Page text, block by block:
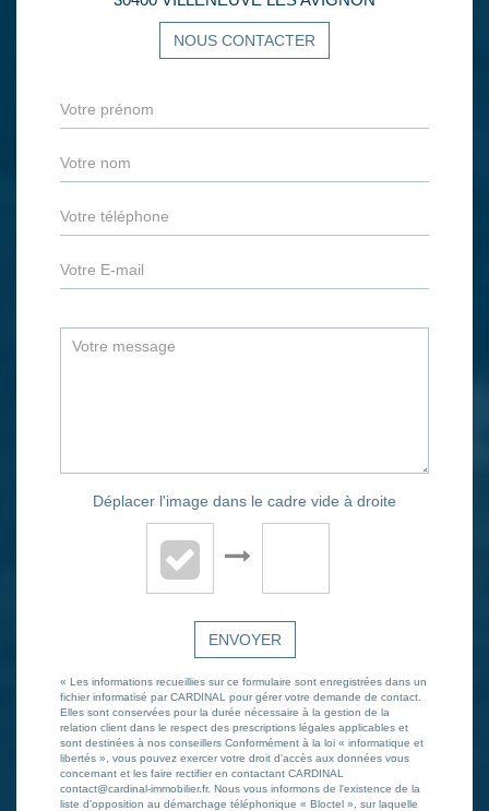
NOUS CONTACTER
Déplacer l'image dans le cadre vide à droite
ENVOYER
« Les informations recueillies sur ce formulaire sont enregistrées dans un
fichier informatisé par CARDINAL pour gérer votre demande de contact.
Elles sont conservées pour la durée nécessaire à la gestion de la
relation client dans le respect des prescriptions légales applicables et
sont destinées à nos conseillers Conformément à la loi « informatique et
libertés », vous pouvez exercer votre droit d'accès aux données vous
concernant et les faire rectifier en contactant CARDINAL
contact@cardinal-immobilier.fr. Nous vous informons de l'existence de la
liste d'opposition au démarchage téléphonique « Bloctel », sur laquelle